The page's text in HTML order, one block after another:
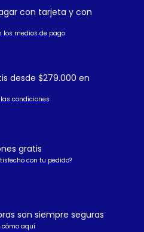
con tarjeta y con
los medios de pago
desde $279.000 en
condiciones
gratis
con tu pedido?
son siempre seguras
cómo aquí